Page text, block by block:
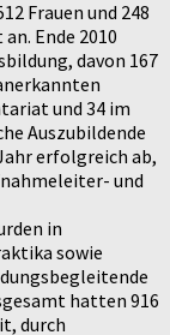
Frauen und 248
Ende 2010
davon 167
und 34 im
Auszubildende
erfolgreich ab,
und
in
sowie
hatten 916
durch